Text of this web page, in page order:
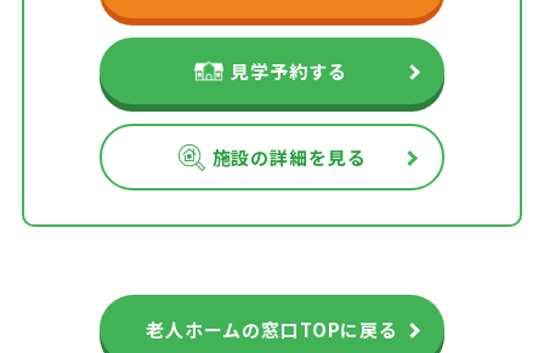
見学予約する
施設の詳細を見る
老人ホームの窓口TOPに戻る